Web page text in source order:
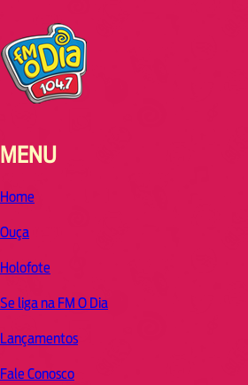
MENU
Home
Ouça
Holofote
Se liga na FM O Dia
Lançamentos
Fale Conosco